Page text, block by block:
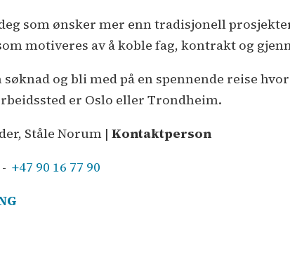
som ønsker mer enn tradisjonell
motiveres av å koble fag, kontrakt og
søknad og bli med på en spennende reise
er Oslo eller Trondheim.
Ståle Norum |Kontaktperson
-+47 90 16 77 90